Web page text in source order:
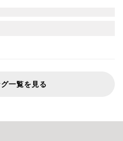
一覧を見る